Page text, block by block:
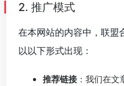
2. 推广模式
在本网站的内容中，联盟
以以下形式出现：
推荐链接 ：我们在